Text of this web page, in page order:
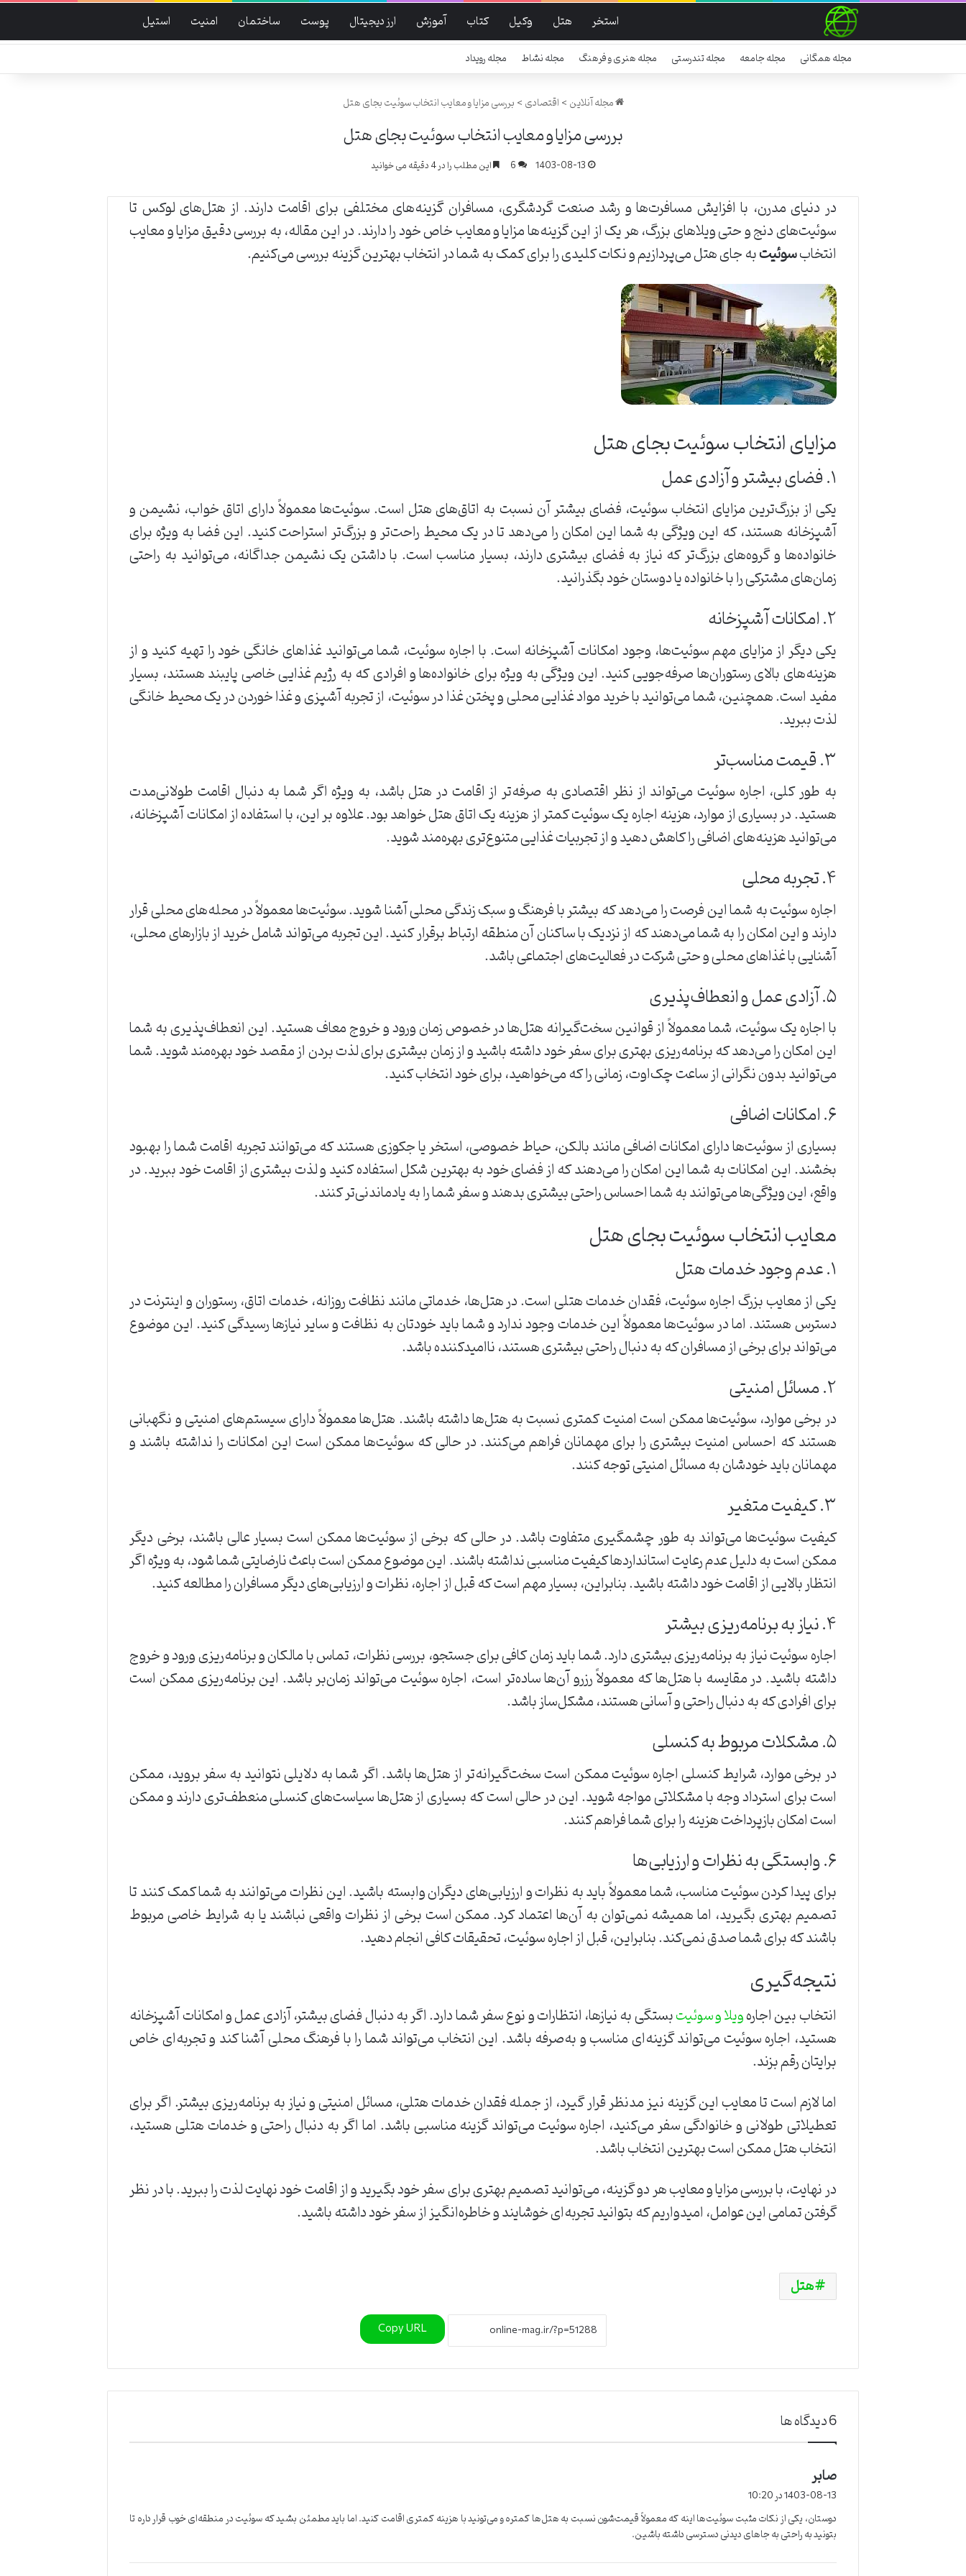
استخر هتل وکیل کتاب آموزش ارز دیجیتال پوست ساختمان امنیت استیل
مجله همگانی مجله جامعه مجله تندرستی مجله هنری و فرهنگ مجله نشاط مجله رویداد
مجله آنلاین>اقتصادی>بررسی مزایا و معایب انتخاب سوئیت بجای هتل
بررسی مزایا و معایب انتخاب سوئیت بجای هتل
1403-08-13
6 این مطلب را در 4 دقیقه می خوانید
در دنیای مدرن، با افزایش مسافرت‌ها و رشد صنعت گردشگری، مسافران گزینه‌های مختلفی برای اقامت دارند. از هتل‌های لوکس تا
سوئیت‌های دنج و حتی ویلاهای بزرگ، هر یک از این گزینه‌ها مزایا و معایب خاص خود را دارند. در این مقاله، به بررسی دقیق مزایا و معایب
انتخابسوئیتبه جای هتل می‌پردازیم و نکات کلیدی را برای کمک به شما در انتخاب بهترین گزینه بررسی می‌کنیم.
مزایای انتخاب سوئیت بجای هتل
۱. فضای بیشتر و آزادی عمل
یکی از بزرگ‌ترین مزایای انتخاب سوئیت، فضای بیشتر آن نسبت به اتاق‌های هتل است. سوئیت‌ها معمولاً دارای اتاق خواب، نشیمن و
آشپزخانه هستند، که این ویژگی به شما این امکان را می‌دهد تا در یک محیط راحت‌تر و بزرگ‌تر استراحت کنید. این فضا به ویژه برای
خانواده‌ها و گروه‌های بزرگ‌تر که نیاز به فضای بیشتری دارند، بسیار مناسب است. با داشتن یک نشیمن جداگانه، می‌توانید به راحتی
زمان‌های مشترکی را با خانواده یا دوستان خود بگذرانید.
۲. امکانات آشپزخانه
یکی دیگر از مزایای مهم سوئیت‌ها، وجود امکانات آشپزخانه است. با اجاره سوئیت، شما می‌توانید غذاهای خانگی خود را تهیه کنید و از
هزینه‌های بالای رستوران‌ها صرفه‌جویی کنید. این ویژگی به ویژه برای خانواده‌ها و افرادی که به رژیم غذایی خاصی پایبند هستند، بسیار
مفید است. همچنین، شما می‌توانید با خرید مواد غذایی محلی و پختن غذا در سوئیت، از تجربه آشپزی و غذا خوردن در یک محیط خانگی
لذت ببرید.
۳. قیمت مناسب‌تر
به طور کلی، اجاره سوئیت می‌تواند از نظر اقتصادی به صرفه‌تر از اقامت در هتل باشد، به ویژه اگر شما به دنبال اقامت طولانی‌مدت
هستید. در بسیاری از موارد، هزینه اجاره یک سوئیت کمتر از هزینه یک اتاق هتل خواهد بود. علاوه بر این، با استفاده از امکانات آشپزخانه،
می‌توانید هزینه‌های اضافی را کاهش دهید و از تجربیات غذایی متنوع‌تری بهره‌مند شوید.
۴. تجربه محلی
اجاره سوئیت به شما این فرصت را می‌دهد که بیشتر با فرهنگ و سبک زندگی محلی آشنا شوید. سوئیت‌ها معمولاً در محله‌های محلی قرار
دارند و این امکان را به شما می‌دهند که از نزدیک با ساکنان آن منطقه ارتباط برقرار کنید. این تجربه می‌تواند شامل خرید از بازارهای محلی،
آشنایی با غذاهای محلی و حتی شرکت در فعالیت‌های اجتماعی باشد.
۵. آزادی عمل و انعطاف‌پذیری
با اجاره یک سوئیت، شما معمولاً از قوانین سخت‌گیرانه هتل‌ها در خصوص زمان ورود و خروج معاف هستید. این انعطاف‌پذیری به شما
این امکان را می‌دهد که برنامه‌ریزی بهتری برای سفر خود داشته باشید و از زمان بیشتری برای لذت بردن از مقصد خود بهره‌مند شوید. شما
می‌توانید بدون نگرانی از ساعت چک‌اوت، زمانی را که می‌خواهید، برای خود انتخاب کنید.
۶. امکانات اضافی
بسیاری از سوئیت‌ها دارای امکانات اضافی مانند بالکن، حیاط خصوصی، استخر یا جکوزی هستند که می‌توانند تجربه اقامت شما را بهبود
بخشند. این امکانات به شما این امکان را می‌دهند که از فضای خود به بهترین شکل استفاده کنید و لذت بیشتری از اقامت خود ببرید. در
واقع، این ویژگی‌ها می‌توانند به شما احساس راحتی بیشتری بدهند و سفر شما را به یادماندنی‌تر کنند.
معایب انتخاب سوئیت بجای هتل
۱. عدم وجود خدمات هتل
یکی از معایب بزرگ اجاره سوئیت، فقدان خدمات هتلی است. در هتل‌ها، خدماتی مانند نظافت روزانه، خدمات اتاق، رستوران و اینترنت در
دسترس هستند. اما در سوئیت‌ها معمولاً این خدمات وجود ندارد و شما باید خودتان به نظافت و سایر نیازها رسیدگی کنید. این موضوع
می‌تواند برای برخی از مسافران که به دنبال راحتی بیشتری هستند، ناامیدکننده باشد.
۲. مسائل امنیتی
در برخی موارد، سوئیت‌ها ممکن است امنیت کمتری نسبت به هتل‌ها داشته باشند. هتل‌ها معمولاً دارای سیستم‌های امنیتی و نگهبانی
هستند که احساس امنیت بیشتری را برای مهمانان فراهم می‌کنند. در حالی که سوئیت‌ها ممکن است این امکانات را نداشته باشند و
مهمانان باید خودشان به مسائل امنیتی توجه کنند.
۳. کیفیت متغیر
کیفیت سوئیت‌ها می‌تواند به طور چشمگیری متفاوت باشد. در حالی که برخی از سوئیت‌ها ممکن است بسیار عالی باشند، برخی دیگر
ممکن است به دلیل عدم رعایت استانداردها کیفیت مناسبی نداشته باشند. این موضوع ممکن است باعث نارضایتی شما شود، به ویژه اگر
انتظار بالایی از اقامت خود داشته باشید. بنابراین، بسیار مهم است که قبل از اجاره، نظرات و ارزیابی‌های دیگر مسافران را مطالعه کنید.
۴. نیاز به برنامه‌ریزی بیشتر
اجاره سوئیت نیاز به برنامه‌ریزی بیشتری دارد. شما باید زمان کافی برای جستجو، بررسی نظرات، تماس با مالکان و برنامه‌ریزی ورود و خروج
داشته باشید. در مقایسه با هتل‌ها که معمولاً رزرو آن‌ها ساده‌تر است، اجاره سوئیت می‌تواند زمان‌بر باشد. این برنامه‌ریزی ممکن است
برای افرادی که به دنبال راحتی و آسانی هستند، مشکل‌ساز باشد.
۵. مشکلات مربوط به کنسلی
در برخی موارد، شرایط کنسلی اجاره سوئیت ممکن است سخت‌گیرانه‌تر از هتل‌ها باشد. اگر شما به دلایلی نتوانید به سفر بروید، ممکن
است برای استرداد وجه با مشکلاتی مواجه شوید. این در حالی است که بسیاری از هتل‌ها سیاست‌های کنسلی منعطف‌تری دارند و ممکن
است امکان بازپرداخت هزینه را برای شما فراهم کنند.
۶. وابستگی به نظرات و ارزیابی‌ها
برای پیدا کردن سوئیت مناسب، شما معمولاً باید به نظرات و ارزیابی‌های دیگران وابسته باشید. این نظرات می‌توانند به شما کمک کنند تا
تصمیم بهتری بگیرید، اما همیشه نمی‌توان به آن‌ها اعتماد کرد. ممکن است برخی از نظرات واقعی نباشند یا به شرایط خاصی مربوط
باشند که برای شما صدق نمی‌کند. بنابراین، قبل از اجاره سوئیت، تحقیقات کافی انجام دهید.
نتیجه‌گیری
انتخاب بین اجارهویلا و سوئیتبستگی به نیازها، انتظارات و نوع سفر شما دارد. اگر به دنبال فضای بیشتر، آزادی عمل و امکانات آشپزخانه
هستید، اجاره سوئیت می‌تواند گزینه‌ای مناسب و به‌صرفه باشد. این انتخاب می‌تواند شما را با فرهنگ محلی آشنا کند و تجربه‌ای خاص
برایتان رقم بزند.
اما لازم است تا معایب این گزینه نیز مدنظر قرار گیرد، از جمله فقدان خدمات هتلی، مسائل امنیتی و نیاز به برنامه‌ریزی بیشتر. اگر برای
تعطیلاتی طولانی و خانوادگی سفر می‌کنید، اجاره سوئیت می‌تواند گزینه مناسبی باشد. اما اگر به دنبال راحتی و خدمات هتلی هستید،
انتخاب هتل ممکن است بهترین انتخاب باشد.
در نهایت، با بررسی مزایا و معایب هر دو گزینه، می‌توانید تصمیم بهتری برای سفر خود بگیرید و از اقامت خود نهایت لذت را ببرید. با در نظر
گرفتن تمامی این عوامل، امیدواریم که بتوانید تجربه‌ای خوشایند و خاطره‌انگیز از سفر خود داشته باشید.
هتل
Copy URL
‫6 دیدگاه ها
صابرف
:
1403-08-13 در 10:20
دوستان، یکی از نکات مثبت سوئیت‌ها اینه که معمولاً قیمت‌شون نسبت به هتل‌ها کمتره و می‌تونید با هزینه کمتری اقامت کنید. اما باید مطمئن بشید که سوئیت در منطقه‌ای خوب قرار داره تا
بتونید به راحتی به جاهای دیدنی دسترسی داشته باشین.